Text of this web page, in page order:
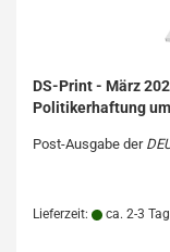
DS-Print - März
Politikerhaftung
Post-Ausgabe der
Lieferzeit: ca. 2-3